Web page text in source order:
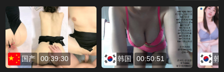
国产 00:39:30 韩国 00:50:51 韩